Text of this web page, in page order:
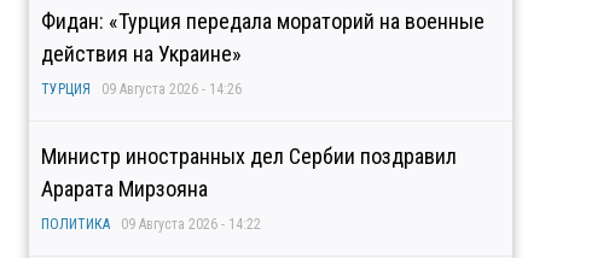
Фидан: «Турция передала мораторий на военные
действия на Украине»
ТУРЦИЯ 09 Августа 2026 - 14:26
Министр иностранных дел Сербии поздравил
Арарата Мирзояна
ПОЛИТИКА 09 Августа 2026 - 14:22